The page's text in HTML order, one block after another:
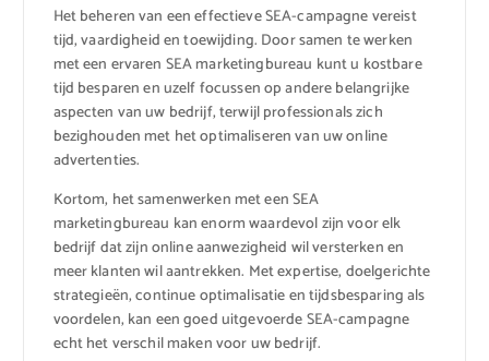
Het beheren van een effectieve SEA-campagne vereist
tijd, vaardigheid en toewijding. Door samen te werken
met een ervaren SEA marketingbureau kunt u kostbare
tijd besparen en uzelf focussen op andere belangrijke
aspecten van uw bedrijf, terwijl professionals zich
bezighouden met het optimaliseren van uw online
advertenties.
Kortom, het samenwerken met een SEA
marketingbureau kan enorm waardevol zijn voor elk
bedrijf dat zijn online aanwezigheid wil versterken en
meer klanten wil aantrekken. Met expertise, doelgerichte
strategieën, continue optimalisatie en tijdsbesparing als
voordelen, kan een goed uitgevoerde SEA-campagne
echt het verschil maken voor uw bedrijf.